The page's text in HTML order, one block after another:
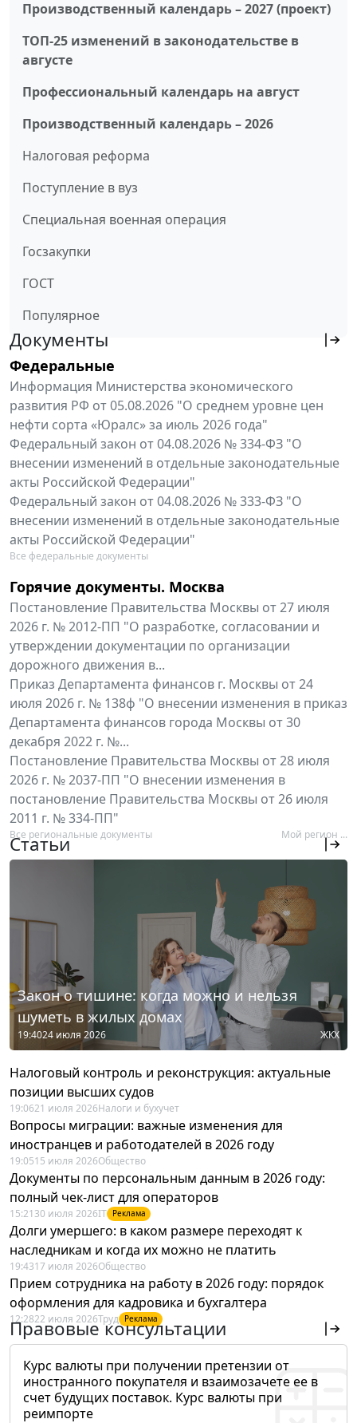
Производственный календарь – 2027 (проект)
ТОП-25 изменений в законодательстве в
августе
Профессиональный календарь на август
Производственный календарь – 2026
Налоговая реформа
Поступление в вуз
Специальная военная операция
Госзакупки
ГОСТ
Популярное
Документы
Федеральные
Информация Министерства экономического
развития РФ от 05.08.2026 "О среднем уровне цен
нефти сорта «Юралс» за июль 2026 года"
Федеральный закон от 04.08.2026 № 334-ФЗ "О
внесении изменений в отдельные законодательные
акты Российской Федерации"
Федеральный закон от 04.08.2026 № 333-ФЗ "О
внесении изменений в отдельные законодательные
акты Российской Федерации"
Все федеральные документы
Горячие документы. Москва
Постановление Правительства Москвы от 27 июля
2026 г. № 2012-ПП "О разработке, согласовании и
утверждении документации по организации
дорожного движения в...
Приказ Департамента финансов г. Москвы от 24
июля 2026 г. № 138ф "О внесении изменения в приказ
Департамента финансов города Москвы от 30
декабря 2022 г. №...
Постановление Правительства Москвы от 28 июля
2026 г. № 2037-ПП "О внесении изменения в
постановление Правительства Москвы от 26 июля
2011 г. № 334-ПП"
Все региональные документы Мой регион ...
Статьи
Закон о тишине: когда можно и нельзя
шуметь в жилых домах
19:4024 июля 2026 ЖКХ
Налоговый контроль и реконструкция: актуальные
позиции высших судов
19:0621 июля 2026Налоги и бухучет
Вопросы миграции: важные изменения для
иностранцев и работодателей в 2026 году
19:0515 июля 2026Общество
Документы по персональным данным в 2026 году:
полный чек-лист для операторов
15:21 30 июля 2026IT Реклама
Долги умершего: в каком размере переходят к
наследникам и когда их можно не платить
19:4317 июля 2026Общество
Прием сотрудника на работу в 2026 году: порядок
оформления для кадровика и бухгалтера
12:2822 июля 2026Труд Реклама
Правовые консультации
Курс валюты при получении претензии от
иностранного покупателя и взаимозачете ее в
счет будущих поставок. Курс валюты при
реимпорте